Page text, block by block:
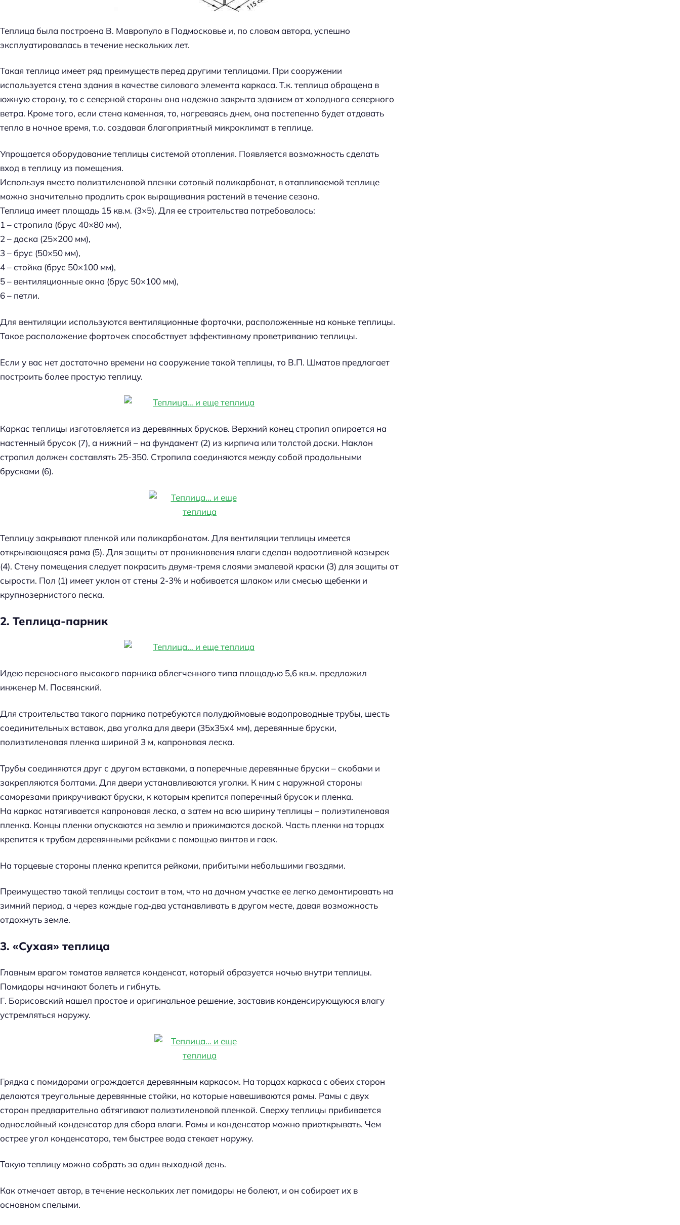
Теплица была построена В. Мавропуло в Подмосковье и, по словам автора, успешно
эксплуатировалась в течение нескольких лет.
Такая теплица имеет ряд преимуществ перед другими теплицами. При сооружении
используется стена здания в качестве силового элемента каркаса. Т.к. теплица обращена в
южную сторону, то с северной стороны она надежно закрыта зданием от холодного северного
ветра. Кроме того, если стена каменная, то, нагреваясь днем, она постепенно будет отдавать
тепло в ночное время, т.о. создавая благоприятный микроклимат в теплице.
Упрощается оборудование теплицы системой отопления. Появляется возможность сделать
вход в теплицу из помещения.
Используя вместо полиэтиленовой пленки сотовый поликарбонат, в отапливаемой теплице
можно значительно продлить срок выращивания растений в течение сезона.
Теплица имеет площадь 15 кв.м. (3×5). Для ее строительства потребовалось:
1 – стропила (брус 40×80 мм),
2 – доска (25×200 мм),
3 – брус (50×50 мм),
4 – стойка (брус 50×100 мм),
5 – вентиляционные окна (брус 50×100 мм),
6 – петли.
Для вентиляции используются вентиляционные форточки, расположенные на коньке теплицы.
Такое расположение форточек способствует эффективному проветриванию теплицы.
Если у вас нет достаточно времени на сооружение такой теплицы, то В.П. Шматов предлагает
построить более простую теплицу.
Каркас теплицы изготовляется из деревянных брусков. Верхний конец стропил опирается на
настенный брусок (7), а нижний – на фундамент (2) из кирпича или толстой доски. Наклон
стропил должен составлять 25-350. Стропила соединяются между собой продольными
брусками (6).
Теплицу закрывают пленкой или поликарбонатом. Для вентиляции теплицы имеется
открывающаяся рама (5). Для защиты от проникновения влаги сделан водоотливной козырек
(4). Стену помещения следует покрасить двумя-тремя слоями эмалевой краски (3) для защиты от
сырости. Пол (1) имеет уклон от стены 2-3% и набивается шлаком или смесью щебенки и
крупнозернистого песка.
2. Теплица-парник
Идею переносного высокого парника облегченного типа площадью 5,6 кв.м. предложил
инженер М. Посвянский.
Для строительства такого парника потребуются полудюймовые водопроводные трубы, шесть
соединительных вставок, два уголка для двери (35x35x4 мм), деревянные бруски,
полиэтиленовая пленка шириной 3 м, капроновая леска.
Трубы соединяются друг с другом вставками, а поперечные деревянные бруски – скобами и
закрепляются болтами. Для двери устанавливаются уголки. К ним с наружной стороны
саморезами прикручивают бруски, к которым крепится поперечный брусок и пленка.
На каркас натягивается капроновая леска, а затем на всю ширину теплицы – полиэтиленовая
пленка. Концы пленки опускаются на землю и прижимаются доской. Часть пленки на торцах
крепится к трубам деревянными рейками с помощью винтов и гаек.
На торцевые стороны пленка крепится рейками, прибитыми небольшими гвоздями.
Преимущество такой теплицы состоит в том, что на дачном участке ее легко демонтировать на
зимний период, а через каждые год-два устанавливать в другом месте, давая возможность
отдохнуть земле.
3. «Сухая» теплица
Главным врагом томатов является конденсат, который образуется ночью внутри теплицы.
Помидоры начинают болеть и гибнуть.
Г. Борисовский нашел простое и оригинальное решение, заставив конденсирующуюся влагу
устремляться наружу.
Грядка с помидорами ограждается деревянным каркасом. На торцах каркаса с обеих сторон
делаются треугольные деревянные стойки, на которые навешиваются рамы. Рамы с двух
сторон предварительно обтягивают полиэтиленовой пленкой. Сверху теплицы прибивается
однослойный конденсатор для сбора влаги. Рамы и конденсатор можно приоткрывать. Чем
острее угол конденсатора, тем быстрее вода стекает наружу.
Такую теплицу можно собрать за один выходной день.
Как отмечает автор, в течение нескольких лет помидоры не болеют, и он собирает их в
основном спелыми.